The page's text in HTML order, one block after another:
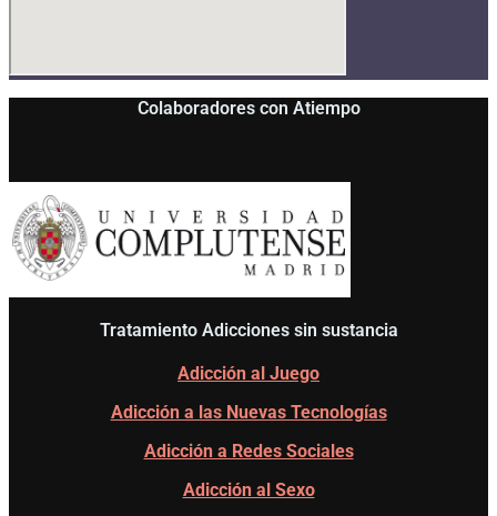
Colaboradores con Atiempo
Tratamiento Adicciones sin sustancia
Adicción al Juego
Adicción a las Nuevas Tecnologías
Adicción a Redes Sociales
Adicción al Sexo